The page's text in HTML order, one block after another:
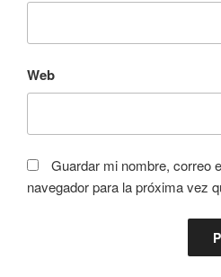
Web
Guardar mi nombre, correo
navegador para la próxima vez